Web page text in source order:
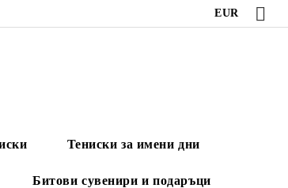
EUR
Тениски за имени дни
Битови сувенири и подаръци